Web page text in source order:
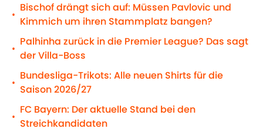
•
Bischof drängt sich auf: Müssen Pavlovic und
Kimmich um ihren Stammplatz bangen?
•
Palhinha zurück in die Premier League? Das sagt
der Villa-Boss
•
Bundesliga-Trikots: Alle neuen Shirts für die
Saison 2026/27
•
FC Bayern: Der aktuelle Stand bei den
Streichkandidaten